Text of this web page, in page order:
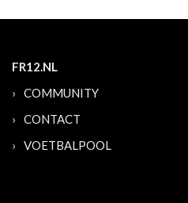
FR12.NL
COMMUNITY
CONTACT
VOETBALPOOL